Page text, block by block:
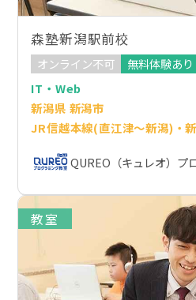
森塾新潟駅前校
オンライン不可
無料体験あり
IT・Web
新潟県 新潟市
JR信越本線(直江津～新潟)・
QUREO（キュレオ）プ
教室